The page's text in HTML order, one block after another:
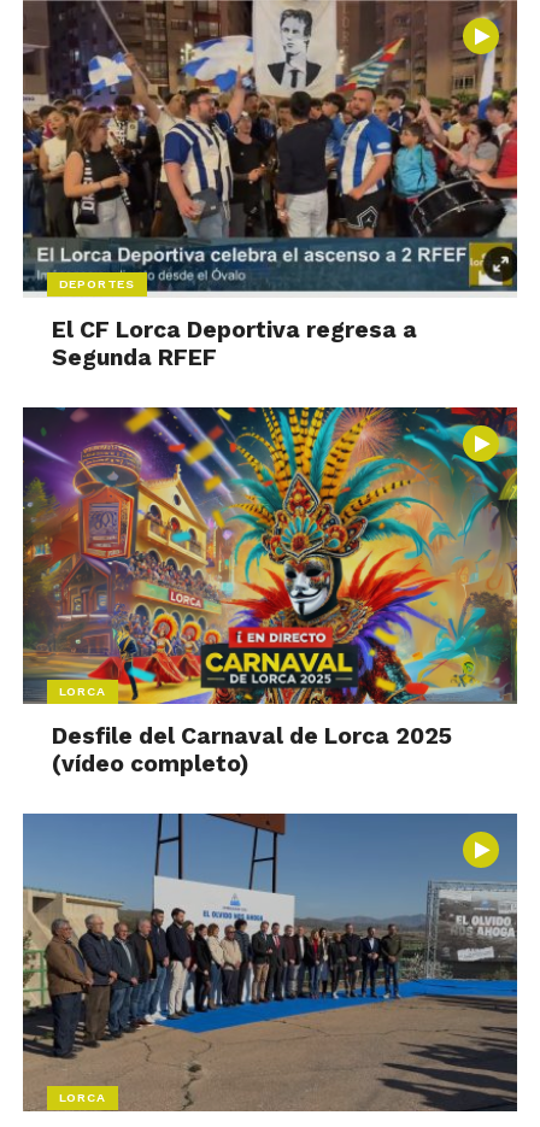
DEPORTES
El CF Lorca Deportiva regresa a
Segunda RFEF
LORCA
Desfile del Carnaval de Lorca 2025
(vídeo completo)
LORCA